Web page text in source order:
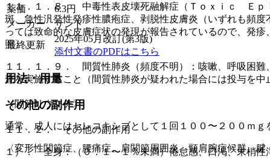
１１．１．８． 中毒性表皮壊死融解症（Ｔｏｘｉｃ Ｅｐ
斑、急性汎発性発疹性膿疱症、剥脱性皮膚炎（いずれも頻
っては致命的な皮膚症状の発現が報告されているので、発
照〕。
１１．１．９． 間質性肺炎（頻度不明）：咳嗽、呼吸困
査を実施すること（間質性肺炎が疑われた場合には投与を
その他の副作用
１１．２． その他の副作用
１）． 全身：（０．１〜１％未満）倦怠感、口渇、末梢性
薬価
6.3円
メーカー
サンド
最終更新
2025年05月改訂(第3版)
添付文書のPDFはこちら
用法・用量
〈関節リウマチ〉
通常、成人にはセレコキシブとして１回１００〜２００ｍｇ
〈変形性関節症、腰痛症、肩関節周囲炎、頸肩腕症候群、腱